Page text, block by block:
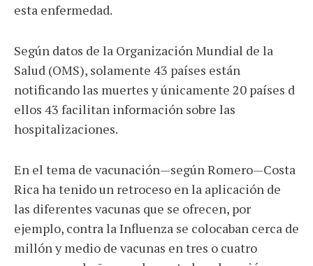
esta enfermedad.
Según datos de la Organización Mundial de la
Salud (OMS), solamente 43 países están
notificando las muertes y únicamente 20 países d
ellos 43 facilitan información sobre las
hospitalizaciones.
En el tema de vacunación—según Romero—Costa
Rica ha tenido un retroceso en la aplicación de
las diferentes vacunas que se ofrecen, por
ejemplo, contra la Influenza se colocaban cerca de
millón y medio de vacunas en tres o cuatro